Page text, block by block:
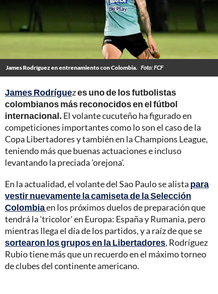
James Rodríguez en entrenamiento con Colombia. Foto: FCF
James Rodríguezes uno de los futbolistas
colombianos más reconocidos en el fútbol
internacional. El volante cucuteño ha figurado en
competiciones importantes como lo son el caso de la
Copa Libertadores y también en la Champions League,
teniendo más que buenas actuaciones e incluso
levantando la preciada 'orejona'.
En la actualidad, el volante del Sao Paulo se alista para
vestir nuevamente la camiseta de la Selección
Colombiaen los próximos duelos de preparación que
tendrá la 'tricolor' en Europa: España y Rumania, pero
mientras llega el día de los partidos, y a raíz de que se
sortearon los grupos en la Libertadores, Rodríguez
Rubio tiene más que un recuerdo en el máximo torneo
de clubes del continente americano.